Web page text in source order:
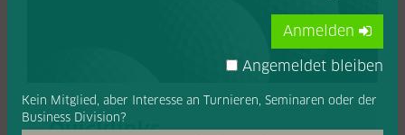
Kein Mitglied, aber Interesse an Turnieren, Seminaren oder der
Business Division?
Anmelden
Angemeldet bleiben